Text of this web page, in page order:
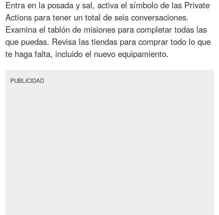
Entra en la posada y sal, activa el símbolo de las Private
Actions para tener un total de seis conversaciones.
Examina el tablón de misiones para completar todas las
que puedas. Revisa las tiendas para comprar todo lo que
te haga falta, incluido el nuevo equipamiento.
PUBLICIDAD